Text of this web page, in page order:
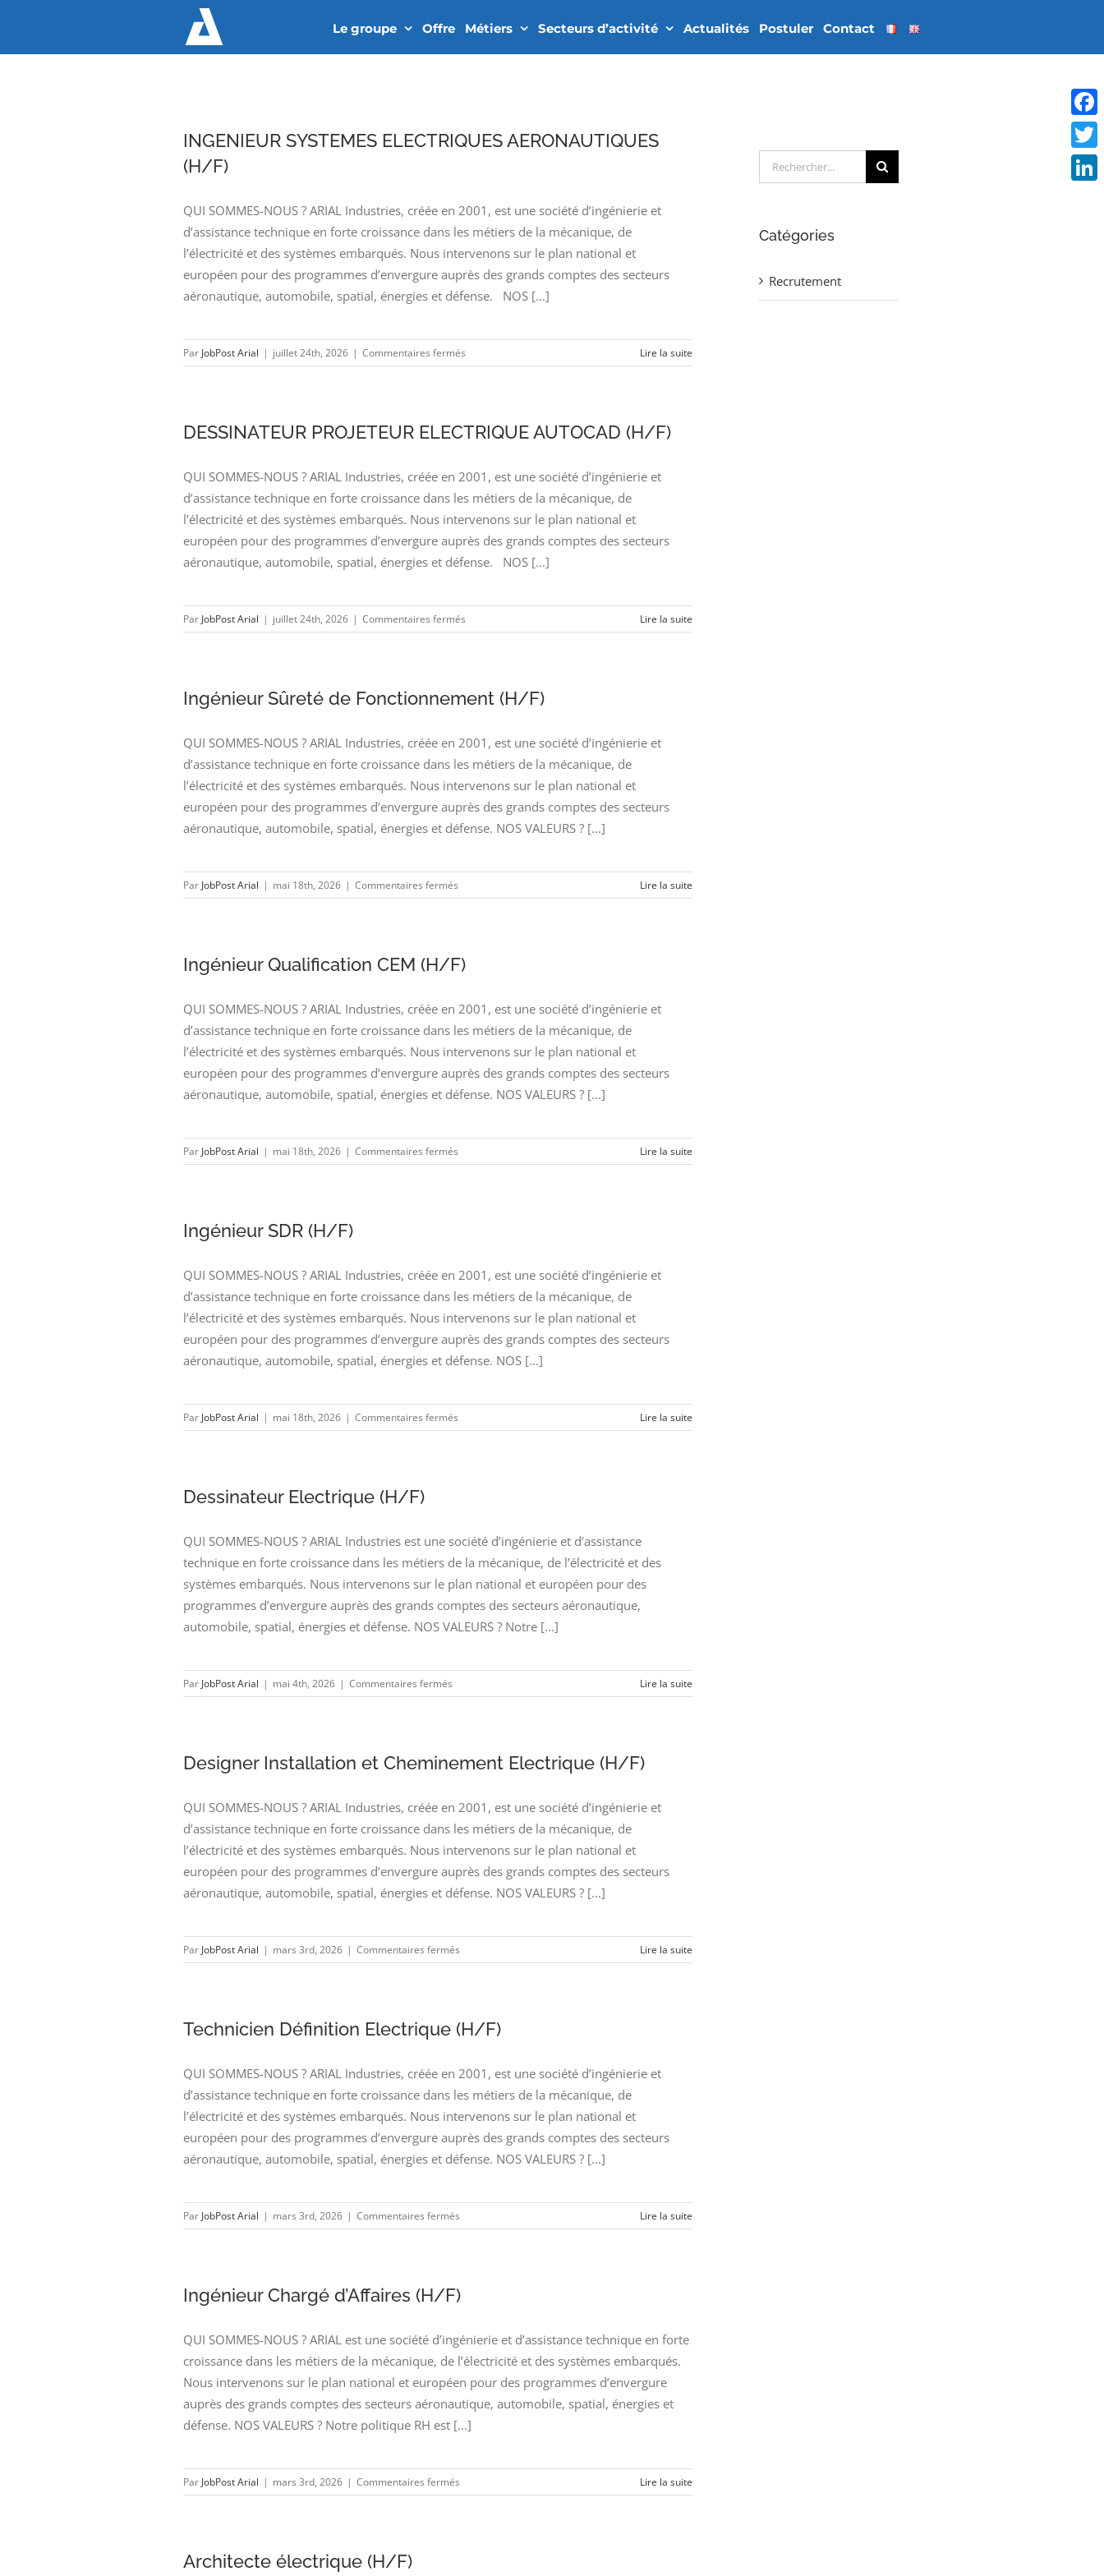
contenu
Le groupe Offre Métiers Secteurs d’activité Actualités Postuler Contact
INGENIEUR SYSTEMES ELECTRIQUES AERONAUTIQUES
(H/F)
QUI SOMMES-NOUS ? ARIAL Industries, créée en 2001, est une société d’ingénierie et
d’assistance technique en forte croissance dans les métiers de la mécanique, de
l’électricité et des systèmes embarqués. Nous intervenons sur le plan national et
européen pour des programmes d’envergure auprès des grands comptes des secteurs
aéronautique, automobile, spatial, énergies et défense. NOS [...]
Par JobPost Arial | juillet 24th, 2026 | Commentaires ferméssur
INGENIEUR
(H/F)
Lire la suite
DESSINATEUR PROJETEUR ELECTRIQUE AUTOCAD (H/F)
QUI SOMMES-NOUS ? ARIAL Industries, créée en 2001, est une société d’ingénierie et
d’assistance technique en forte croissance dans les métiers de la mécanique, de
l’électricité et des systèmes embarqués. Nous intervenons sur le plan national et
européen pour des programmes d’envergure auprès des grands comptes des secteurs
aéronautique, automobile, spatial, énergies et défense. NOS [...]
Par JobPost Arial | juillet 24th, 2026 | Commentaires ferméssur
DESSINATEUR
(H/F)
Lire la suite
Ingénieur Sûreté de Fonctionnement (H/F)
QUI SOMMES-NOUS ? ARIAL Industries, créée en 2001, est une société d’ingénierie et
d’assistance technique en forte croissance dans les métiers de la mécanique, de
l’électricité et des systèmes embarqués. Nous intervenons sur le plan national et
européen pour des programmes d’envergure auprès des grands comptes des secteurs
aéronautique, automobile, spatial, énergies et défense. NOS VALEURS ? [...]
Par JobPost Arial | mai 18th, 2026 | Commentaires ferméssur
Ingénieur
(H/F)
Lire la suite
Ingénieur Qualification CEM (H/F)
QUI SOMMES-NOUS ? ARIAL Industries, créée en 2001, est une société d’ingénierie et
d’assistance technique en forte croissance dans les métiers de la mécanique, de
l’électricité et des systèmes embarqués. Nous intervenons sur le plan national et
européen pour des programmes d’envergure auprès des grands comptes des secteurs
aéronautique, automobile, spatial, énergies et défense. NOS VALEURS ? [...]
Par JobPost Arial | mai 18th, 2026 | Commentaires ferméssur
Ingénieur
Lire la suite
Ingénieur SDR (H/F)
QUI SOMMES-NOUS ? ARIAL Industries, créée en 2001, est une société d’ingénierie et
d’assistance technique en forte croissance dans les métiers de la mécanique, de
l’électricité et des systèmes embarqués. Nous intervenons sur le plan national et
européen pour des programmes d’envergure auprès des grands comptes des secteurs
aéronautique, automobile, spatial, énergies et défense. NOS [...]
Par JobPost Arial | mai 18th, 2026 | Commentaires ferméssur
Ingénieur
Lire la suite
Dessinateur Electrique (H/F)
QUI SOMMES-NOUS ? ARIAL Industries est une société d’ingénierie et d’assistance
technique en forte croissance dans les métiers de la mécanique, de l’électricité et des
systèmes embarqués. Nous intervenons sur le plan national et européen pour des
programmes d’envergure auprès des grands comptes des secteurs aéronautique,
automobile, spatial, énergies et défense. NOS VALEURS ? Notre [...]
Par JobPost Arial | mai 4th, 2026 | Commentaires ferméssur
Dessinateur
Lire la suite
Designer Installation et Cheminement Electrique (H/F)
QUI SOMMES-NOUS ? ARIAL Industries, créée en 2001, est une société d’ingénierie et
d’assistance technique en forte croissance dans les métiers de la mécanique, de
l’électricité et des systèmes embarqués. Nous intervenons sur le plan national et
européen pour des programmes d’envergure auprès des grands comptes des secteurs
aéronautique, automobile, spatial, énergies et défense. NOS VALEURS ? [...]
Par JobPost Arial | mars 3rd, 2026 | Commentaires ferméssur
Designer
Electrique
Lire la suite
Technicien Définition Electrique (H/F)
QUI SOMMES-NOUS ? ARIAL Industries, créée en 2001, est une société d’ingénierie et
d’assistance technique en forte croissance dans les métiers de la mécanique, de
l’électricité et des systèmes embarqués. Nous intervenons sur le plan national et
européen pour des programmes d’envergure auprès des grands comptes des secteurs
aéronautique, automobile, spatial, énergies et défense. NOS VALEURS ? [...]
Par JobPost Arial | mars 3rd, 2026 | Commentaires ferméssur
Technicien
Lire la suite
Ingénieur Chargé d’Affaires (H/F)
QUI SOMMES-NOUS ? ARIAL est une société d’ingénierie et d’assistance technique en forte
croissance dans les métiers de la mécanique, de l’électricité et des systèmes embarqués.
Nous intervenons sur le plan national et européen pour des programmes d’envergure
auprès des grands comptes des secteurs aéronautique, automobile, spatial, énergies et
défense. NOS VALEURS ? Notre politique RH est [...]
Par JobPost Arial | mars 3rd, 2026 | Commentaires ferméssur
Ingénieur
Lire la suite
Architecte électrique (H/F)
Rechercher:
Catégories
Recrutement